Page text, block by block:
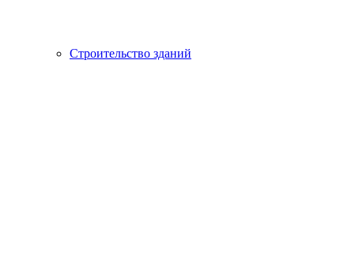
Строительство зданий